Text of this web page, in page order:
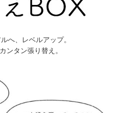
へ、レベルアップ。
ンタン張り替え。